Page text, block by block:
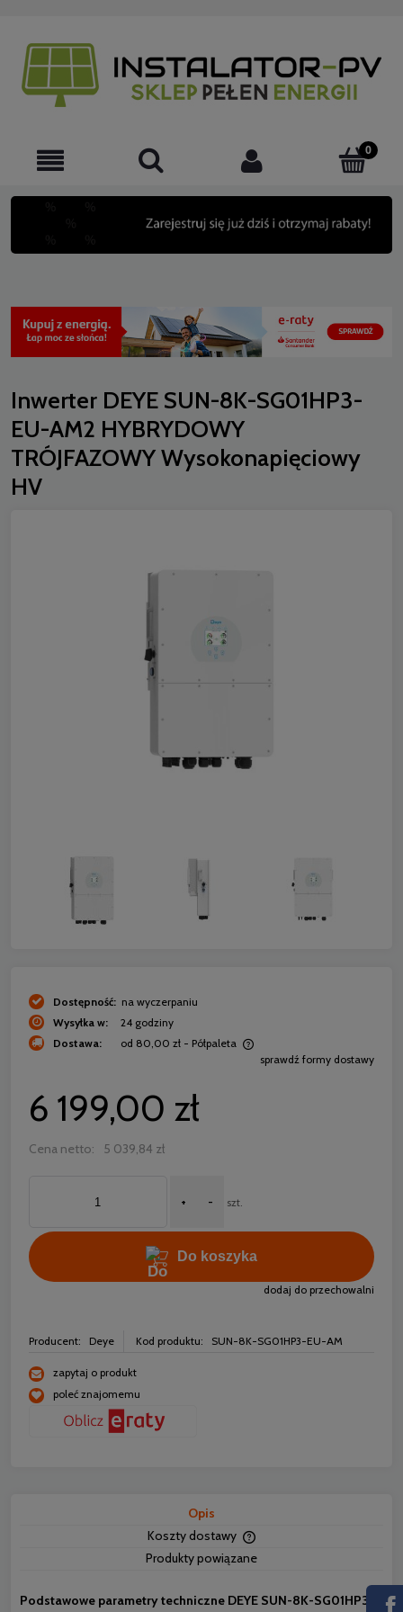
Inwerter DEYE SUN-8K-SG01HP3-
EU-AM2 HYBRYDOWY
TRÓJFAZOWY Wysokonapięciowy
HV
Dostępność: na wyczerpaniu
Wysyłka w:
24 godziny
Dostawa:
od 80,00 zł - Półpaleta
Cena nie zawiera ewentualnych kosztów płatnościsprawdź formy dostawy
6 199,00 zł
Cena netto: 5 039,84 zł
+ - szt.
Do koszyka
dodaj do przechowalni
Producent: Deye Kod produktu: SUN-8K-SG01HP3-EU-AM
zapytaj o produkt
poleć znajomemu
Opis
Koszty dostawy
Produkty powiązane
Podstawowe parametry techniczne DEYE SUN-8K-SG01HP3-